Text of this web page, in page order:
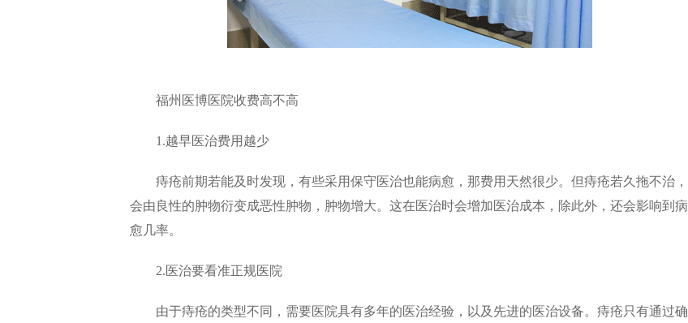
福州医博医院收费高不高
1.越早医治费用越少
痔疮前期若能及时发现，有些采用保守医治也能病愈，那费用天然很少。但痔疮若久拖不治，
会由良性的肿物衍变成恶性肿物，肿物增大。这在医治时会增加医治成本，除此外，还会影响到病
愈几率。
2.医治要看准正规医院
由于痔疮的类型不同，需要医院具有多年的医治经验，以及先进的医治设备。痔疮只有通过确